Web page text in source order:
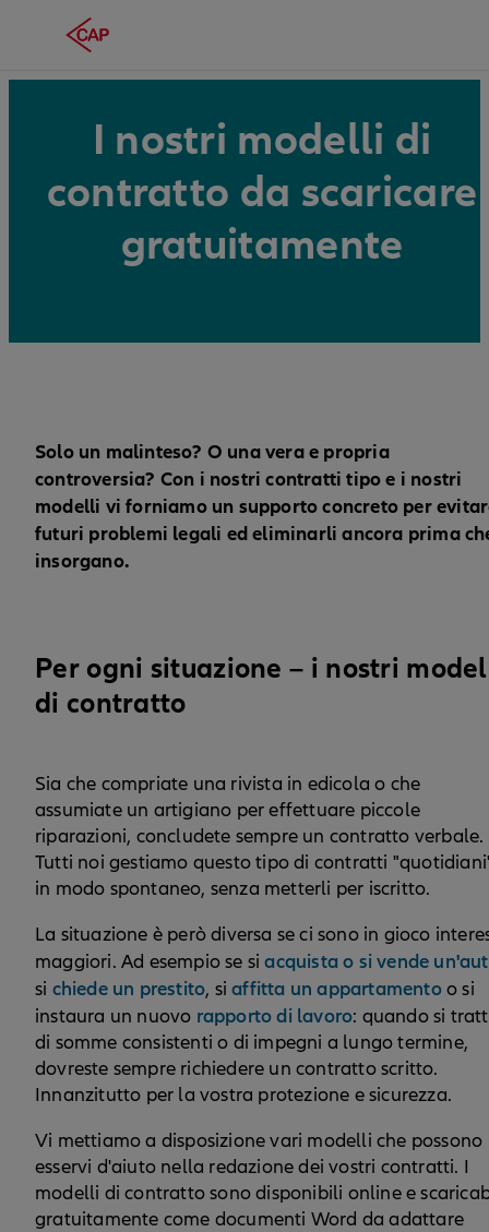
I nostri modelli di
contratto da scaricare
gratuitamente
Solo un malinteso? O una vera e propria
controversia? Con i nostri contratti tipo e i nostri
modelli vi forniamo un supporto concreto per
futuri problemi legali ed eliminarli ancora prima
insorgano.
Per ogni situazione – i nostri
di contratto
Sia che compriate una rivista in edicola o che
assumiate un artigiano per effettuare piccole
riparazioni, concludete sempre un contratto verbale.
Tutti noi gestiamo questo tipo di contratti
in modo spontaneo, senza metterli per iscritto.
La situazione è però diversa se ci sono in gioco
maggiori. Ad esempio se siacquista o si vende
si chiede un prestito, siaffitta un appartamentoo si
instaura un nuovo rapporto di lavoro: quando si
di somme consistenti o di impegni a lungo termine,
dovreste sempre richiedere un contratto scritto.
Innanzitutto per la vostra protezione e sicurezza.
Vi mettiamo a disposizione vari modelli che possono
esservi d'aiuto nella redazione dei vostri contratti. I
modelli di contratto sono disponibili online e
gratuitamente come documenti Word da adattare